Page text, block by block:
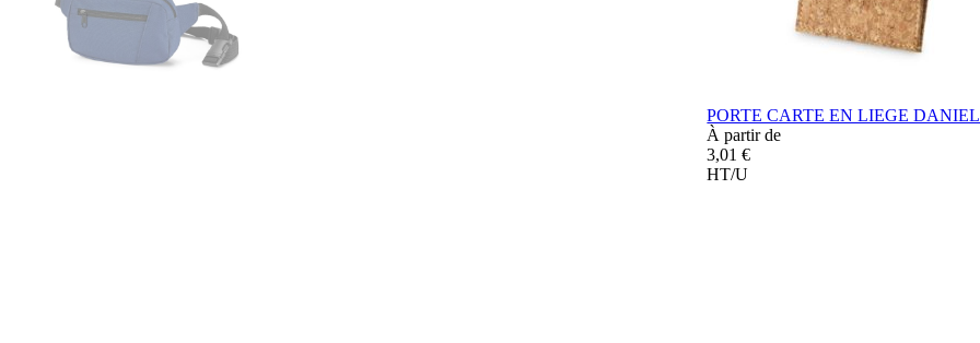
PORTE CARTE EN LIEGE DANIEL
À partir de
3,01 €
HT/U